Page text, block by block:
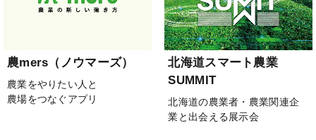
農mers（ノウマーズ）
農業をやりたい人と
農場をつなぐアプリ
北海道スマート農業
SUMMIT
北海道の農業者・農業関連企
業と出会える展示会